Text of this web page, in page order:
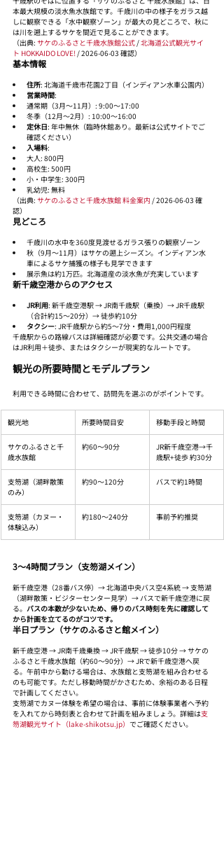
本最大規模の淡水魚水族館です。千歳川の中の様子をガラス越
しに観察できる「水中観察ゾーン」が最大の見どころで、秋に
は川を遡上するサケを間近で見ることができます。
（出典: サケのふるさと千歳水族館公式 / 北海道公式観光サイ
ト HOKKAIDO LOVE! / 2026-06-03 確認）
基本情報
住所: 北海道千歳市花園2丁目（インディアン水車公園内）
営業時間:
通常期（3月〜11月）: 9:00〜17:00
冬季（12月〜2月）: 10:00〜16:00
定休日: 年中無休（臨時休館あり。最新は公式サイトでご
確認ください）
入場料:
大人: 800円
高校生: 500円
小・中学生: 300円
乳幼児: 無料
（出典: サケのふるさと千歳水族館 料金案内 / 2026-06-03 確
認）
見どころ
千歳川の水中を360度見渡せるガラス張りの観察ゾーン
秋（9月〜11月）はサケの遡上シーズン。インディアン水
車によるサケ捕獲の様子も見学できます
展示魚は約1万匹。北海道産の淡水魚が充実しています
新千歳空港からのアクセス
JR利用: 新千歳空港駅 → JR南千歳駅（乗換）→ JR千歳駅
（合計約15〜20分）→ 徒歩約10分
タクシー: JR千歳駅から約5〜7分・費用1,000円程度
千歳駅からの路線バスは詳細確認が必要です。公共交通の場合
はJR利用＋徒歩、またはタクシーが現実的なルートです。
観光の所要時間とモデルプラン
利用できる時間に合わせて、訪問先を選ぶのがポイントです。
観光地 所要時間目安 移動手段と時間
サケのふるさと千
歳水族館
約60〜90分
JR新千歳空港→千
歳駅+徒歩 約30分
支笏湖（湖畔散策
のみ）
約90〜120分 バスで約1時間
支笏湖（カヌー・
体験込み）
約180〜240分 事前予約推奨
3〜4時間プラン（支笏湖メイン）
新千歳空港（28番バス停）→ 北海道中央バス空4系統 → 支笏湖
（湖畔散策・ビジターセンター見学）→ バスで新千歳空港に戻
る。 バスの本数が少ないため、帰りのバス時刻を先に確認して
から計画を立てるのがコツです。
半日プラン（サケのふるさと館メイン）
新千歳空港 → JR南千歳乗換 → JR千歳駅 → 徒歩10分 → サケの
ふるさと千歳水族館（約60〜90分）→ JRで新千歳空港へ戻
る。午前中から動ける場合は、水族館と支笏湖を組み合わせる
のも可能です。ただし移動時間がかさむため、余裕のある日程
で計画してください。
支笏湖でカヌー体験を希望の場合は、事前に体験事業者へ予約
を入れてから時刻表と合わせて計画を組みましょう。詳細は支
笏湖観光サイト（lake-shikotsu.jp） でご確認ください。